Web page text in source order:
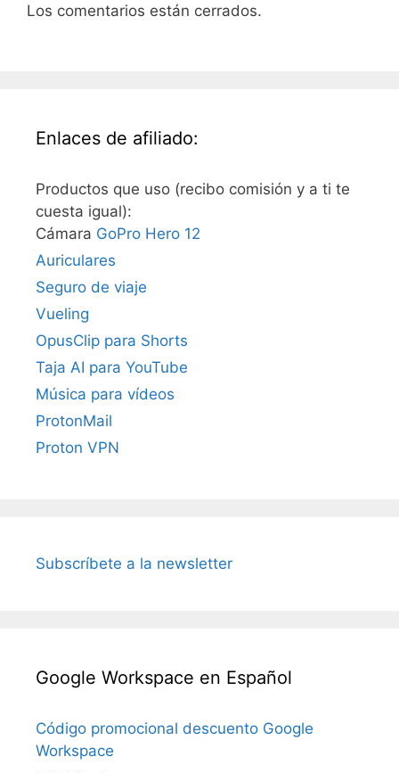
Los comentarios están cerrados.
Enlaces de afiliado:
Productos que uso (recibo comisión y a ti te
cuesta igual):
Cámara GoPro Hero 12
Auriculares
Seguro de viaje
Vueling
OpusClip para Shorts
Taja AI para YouTube
Música para vídeos
ProtonMail
Proton VPN
Subscríbete a la newsletter
Google Workspace en Español
Código promocional descuento Google
Workspace